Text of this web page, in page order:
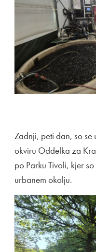
Zadnji, peti dan, so se
okviru Oddelka za
po Parku Tivoli, kjer
urbanem okolju.